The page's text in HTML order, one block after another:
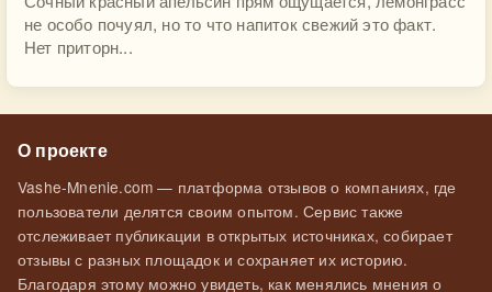
не особо почуял, но то что напиток свежий это факт.
Нет приторн...
О проекте
Vashe-Mnenie.com — платформа отзывов о компаниях, где
пользователи делятся своим опытом. Сервис также
отслеживает публикации в открытых источниках, собирает
отзывы с разных площадок и сохраняет их историю.
Благодаря этому можно увидеть, как менялись мнения о